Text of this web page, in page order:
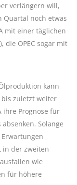
verlängern will,
Quartal noch etwas
mit einer täglichen
die OPEC sogar mit
kann
zuletzt weiter
ihre Prognose für
Solange
in der zweiten
wie
für höhere